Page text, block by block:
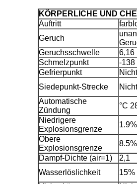
KÖRPERLICHE UND
Auftritt
Geruch
Geruchsschwelle
6,16
Schmelzpunkt
-138
Gefrierpunkt
Siedepunkt-Strecke
Automatische
Zündung
°C
Niedrigere
Explosionsgrenze
1.9%
Obere
Explosionsgrenze
8.5%
Dampf-Dichte (air=1)
2,1
Wasserlöslichkeit
15%